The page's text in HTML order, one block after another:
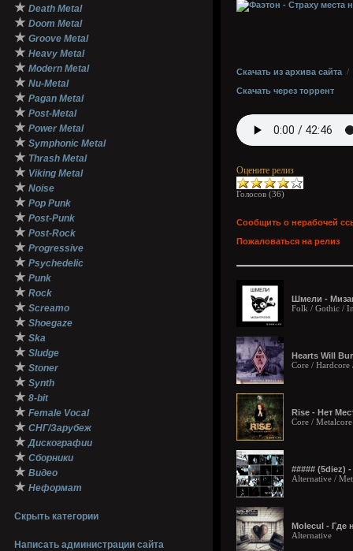
★ Death Metal
★ Doom Metal
★ Groove Metal
★ Heavy Metal
★ Modern Metal
★ Nu-Metal
★ Pagan Metal
★ Post-Metal
★ Power Metal
★ Symphonic Metal
★ Thrash Metal
★ Viking Metal
★ Noise
★ Pop Punk
★ Post-Punk
★ Post-Rock
★ Progressive
★ Psychedelic
★ Punk
★ Rock
★ Screamo
★ Shoegaze
★ Ska
★ Sludge
★ Stoner
★ Synth
★ 8-bit
★ Female Vocal
★ СНГ/Зарубеж
★ Дискографии
★ Сборники
★ Видео
★ Неформат
Скрыть категории
Написать администрации сайта
Скачать из архива сайта /
Скачать через торрент
Оцените релиз
Голосов (36)
Сообщить о нерабочей
Пожаловаться на релиз
Шмели -
Folk / Gothic /
Hearts Will
Core /
Rise - Нет
Core / Metalcore
##### (5diez)
Alternative /
Molecul - Где
Alternative